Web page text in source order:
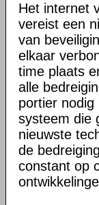
Het internet
vereist een
van
elkaar
time plaats
alle
portier nodig
systeem die
nieuwste
de
constant op